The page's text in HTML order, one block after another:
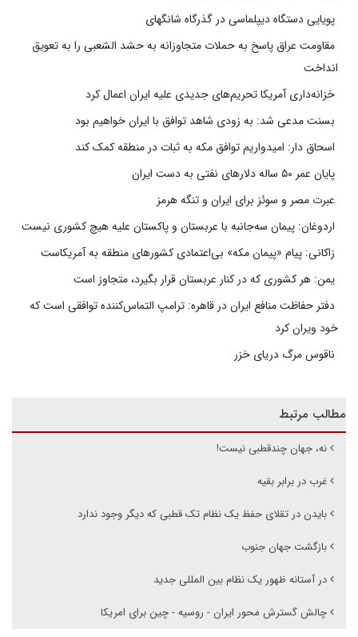
پویایی دستگاه دیپلماسی در گذرگاه شانگهای
مقاومت عراق پاسخ به حملات متجاوزانه به حشد الشعبی را به تعویق
انداخت
خزانه‌داری آمریکا تحریم‌های جدیدی علیه ایران اعمال کرد
بسنت مدعی شد: به زودی شاهد توافق با ایران خواهیم بود
اسحاق دار: امیدواریم توافق مکه به ثبات در منطقه کمک کند
پایان عمر ۵۰ ساله دلارهای نفتی به دست ایران
عبرت مصر و سوئز برای ایران و تنگه هرمز
اردوغان: پیمان سه‌جانبه با عربستان و پاکستان علیه هیچ کشوری نیست
زاکانی: پیام «پیمان مکه» بی‌اعتمادی کشورهای منطقه به آمریکاست
یمن: هر کشوری که در کنار عربستان قرار بگیرد، متجاوز است
دفتر حفاظت منافع ایران در قاهره: ترامپ التماس‌کننده توافقی است که
خود ویران کرد
ناقوس مرگ دریای خزر
مطالب مرتبط
نه، جهان چندقطبی نیست!
غرب در برابر بقیه
بایدن در تقلای حفظ یک نظام تک قطبی که دیگر وجود ندارد
بازگشت جهان جنوب
در آستانه ظهور یک نظام بین المللی جدید
چالش گسترش محور ایران - روسیه - چین برای امریکا